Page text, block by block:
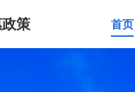
策 首页